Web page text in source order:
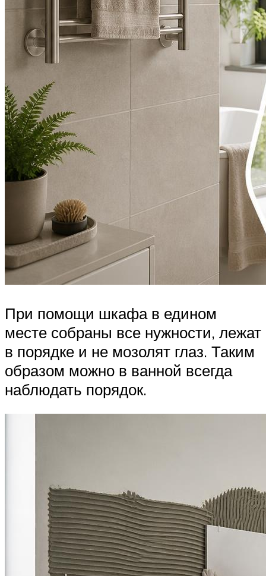
При помощи шкафа в едином
месте собраны все нужности, лежат
в порядке и не мозолят глаз. Таким
образом можно в ванной всегда
наблюдать порядок.